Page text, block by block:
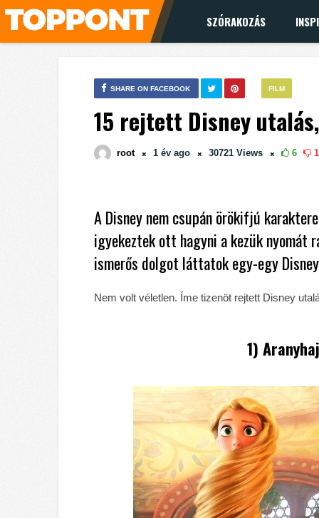
SZÓRAKOZÁS
FILM
SHARE ON FACEBOOK
15 rejtett Disney
root 1 év ago 30721 Views 6 1
A Disney nem csupán örökifjú
igyekeztek ott hagyni a kezük nyomát
ismerős dolgot láttatok egy-egy
Nem volt véletlen. Íme tizenöt rejtett Disney
1)